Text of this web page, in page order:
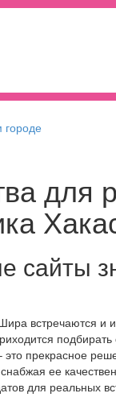
городе
для
сайты
встречаются
это прекрасное
ее
для реальных